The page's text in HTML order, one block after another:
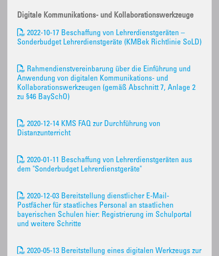
Digitale Kommunikations- und Kollaborationswerkzeuge
2022-10-17 Beschaffung von Lehrerdienstgeräten –
Sonderbudget Lehrerdienstgeräte (KMBek Richtlinie SoLD)
Rahmendienstvereinbarung über die Einführung und
Anwendung von digitalen Kommunikations- und
Kollaborationswerkzeugen (gemäß Abschnitt 7, Anlage 2
zu §46 BaySchO)
2020-12-14 KMS FAQ zur Durchführung von
Distanzunterricht
2020-01-11 Beschaffung von Lehrerdienstgeräten aus
dem "Sonderbudget Lehrerdienstgeräte"
2020-12-03 Bereitstellung dienstlicher E-Mail-
Postfächer für staatliches Personal an staatlichen
bayerischen Schulen hier: Registrierung im Schulportal
und weitere Schritte
2020-05-13 Bereitstellung eines digitalen Werkzeugs zur